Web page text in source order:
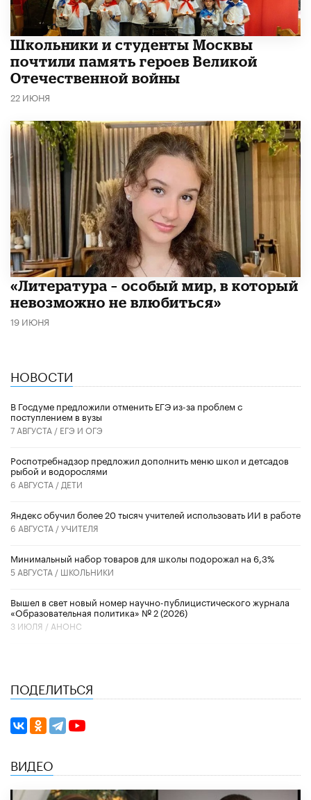
Школьники и студенты Москвы
почтили память героев Великой
Отечественной войны
22 ИЮНЯ
​«Литература – особый мир, в который
невозможно не влюбиться»
19 ИЮНЯ
НОВОСТИ
В Госдуме предложили отменить ЕГЭ из-за проблем с
поступлением в вузы
7 АВГУСТА / ЕГЭ И ОГЭ
Роспотребнадзор предложил дополнить меню школ и детсадов
рыбой и водорослями
6 АВГУСТА / ДЕТИ
​Яндекс обучил более 20 тысяч учителей использовать ИИ в работе
6 АВГУСТА /УЧИТЕЛЯ
Минимальный набор товаров для школы подорожал на 6,3%
5 АВГУСТА / ШКОЛЬНИКИ
Вышел в свет новый номер научно-публицистического журнала
«Образовательная политика» № 2 (2026)
3 ИЮЛЯ / АНОНС
ПОДЕЛИТЬСЯ
ВИДЕО